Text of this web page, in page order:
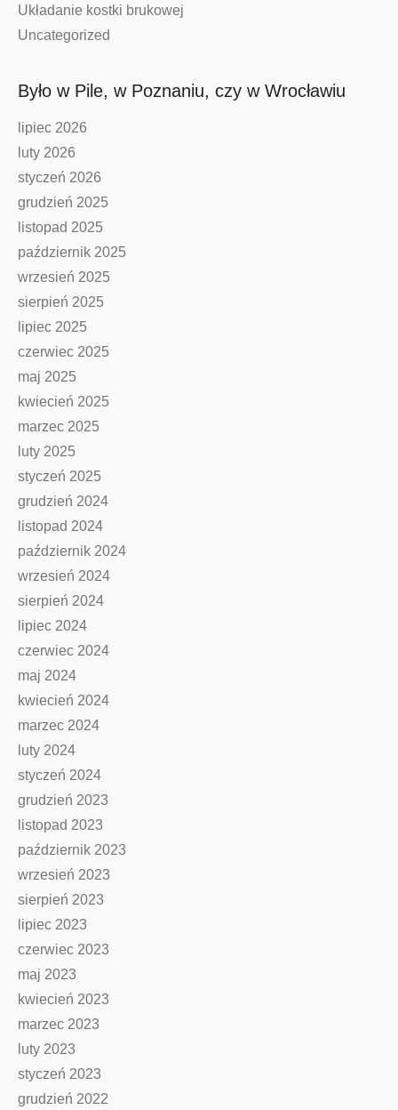
Układanie kostki brukowej
Uncategorized
Było w Pile, w Poznaniu, czy w Wrocławiu
lipiec 2026
luty 2026
styczeń 2026
grudzień 2025
listopad 2025
październik 2025
wrzesień 2025
sierpień 2025
lipiec 2025
czerwiec 2025
maj 2025
kwiecień 2025
marzec 2025
luty 2025
styczeń 2025
grudzień 2024
listopad 2024
październik 2024
wrzesień 2024
sierpień 2024
lipiec 2024
czerwiec 2024
maj 2024
kwiecień 2024
marzec 2024
luty 2024
styczeń 2024
grudzień 2023
listopad 2023
październik 2023
wrzesień 2023
sierpień 2023
lipiec 2023
czerwiec 2023
maj 2023
kwiecień 2023
marzec 2023
luty 2023
styczeń 2023
grudzień 2022